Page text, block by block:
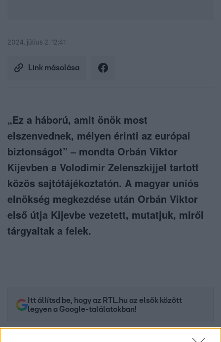
2024. július 2. 12:41
Link másolása
„Ez a háború, amit önök most
elszenvednek, mélyen érinti az európai
biztonságot” – mondta Orbán Viktor
Kijevben a Volodimir Zelenszkijjel tartott
közös sajtótájékoztatón. A magyar uniós
elnökség megkezdése után Orbán Viktor
első útja Kijevbe vezetett, mutatjuk, miről
tárgyaltak a felek.
Itt állítsd be, hogy az RTL.hu az elsők között
legyen a Google-találatokban!